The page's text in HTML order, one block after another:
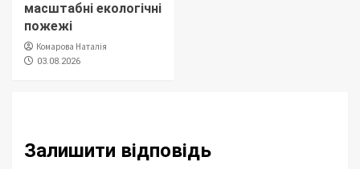
масштабні екологічні
пожежі
Комарова Наталія
03.08.2026
Залишити відповідь